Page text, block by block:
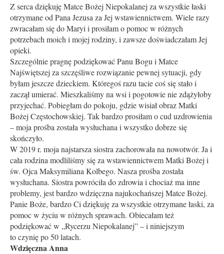
Z serca dziękuję Matce Bożej Niepokalanej za wszystkie łaski
otrzymane od Pana Jezusa za Jej wstawiennictwem. Wiele razy
zwracałam się do Maryi i prosiłam o pomoc w różnych
potrzebach moich i mojej rodziny, i zawsze doświadczałam Jej
opieki.
Szczególnie pragnę podziękować Panu Bogu i Matce
Najświętszej za szczęśliwe rozwiązanie pewnej sytuacji, gdy
byłam jeszcze dzieckiem. Któregoś razu tacie coś się stało i
zaczął umierać. Mieszkaliśmy na wsi i pogo­towie nie zdążyłoby
przyjechać. Pobiegłam do pokoju, gdzie wisiał obraz Matki
Bożej Częstochowskiej. Tak bardzo prosiłam o cud uzdrowienia
– moja prośba została wysłuchana i wszystko dobrze się
skończyło.
W 2019 r. moja najstarsza siostra zachorowała na nowotwór. Ja i
cała rodzina modliliśmy się za wstawiennictwem Matki Bożej i
św. Ojca Maksymiliana Kolbego. Nasza proś­ba została
wysłuchana. Siostra powróciła do zdrowia i chociaż ma inne
problemy, jest bardzo wdzięczna najukochańszej Matce Bożej.
Panie Boże, bardzo Ci dziękuję za wszystkie otrzymane łaski, za
pomoc w życiu w różnych sprawach. Obiecałam też
podziękować w „Rycerzu Niepokalanej” – i niniejszym
to czynię po 50 latach.
Wdzięczna Anna